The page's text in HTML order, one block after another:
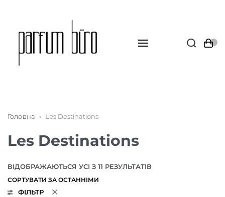
Головна › Les Destinations
Les Destinations
ВІДОБРАЖАЮТЬСЯ УСІ З 11 РЕЗУЛЬТАТІВ
ФІЛЬТР